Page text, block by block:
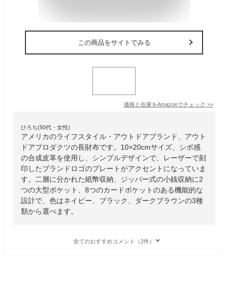
この商品をサイトでみる
価格と在庫をAmazonでチェック >>
ひろち(50代・女性)
アメリカのライフスタイル・アウトドアブランド、アウト
ドアプロダクツの長財布です。10×20cmサイズ、シボ感
の合成皮革を使用し、シンプルデザインで、レーザーで刻
印したブランドロゴのプレートがアクセントになっていま
す。二層に分かれた紙幣収納、ジッパー式の小銭収納に2
つの大型ポケット、8つのカードポケットのある機能的な
設計で、色はネイビー、ブラック、ダークブラウンの3種
類から選べます。
全てのおすすめコメント（2件）